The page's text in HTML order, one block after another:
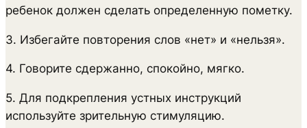
ребенок должен сделать определенную пометку.
3. Избегайте повторения слов «нет» и «нельзя».
4. Говорите сдержанно, спокойно, мягко.
5. Для подкрепления устных инструкций
используйте зрительную стимуляцию.